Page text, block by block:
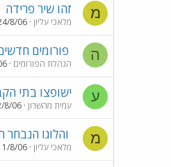
מ זהו שיר פרידה
מלאכי עליון 8/06
ה פורומים
הנהלת הפורומים
ע ישופצו בתי
עמית מהשרון 8/06
מ והלוגו הנבחר
מלאכי עליון 8/06